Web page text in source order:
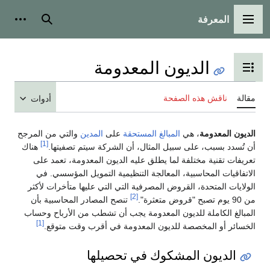
القائمة الرئيسية
المعرفة بحث
تبديل عرض جدول المحتويات
الديون المعدومة
مقالة ناقش هذه الصفحة أدوات
الديون المعدومة، هي المبالغ المستحقة على المدين والتي من المرجح
أن تُسدد بسبب، على سبيل المثال، أن الشركة سيتم تصفيتها. [1]
هناك
تعريفات تقنية مختلفة لما يطلق عليه الديون المعدومة، تعمد على
الاتفاقيات المحاسبية، المعالجة التنظيمية التمويل المؤسسي. في
الولايات المتحدة، القروض المصرفية التي التي عليها متأخرات لأكثر
من 90 يوم تصبح "قروض متعثرة".
[2]
تنصح المصادر المحاسبية بأن
المبالغ الكاملة للديون المعدومة يجب أن تشطب من الأرباح وحساب
الخسائر أو المخصصة للديون المعدومة في أقرب وقت متوقع. [1]
الديون المشكوك في تحصيلها